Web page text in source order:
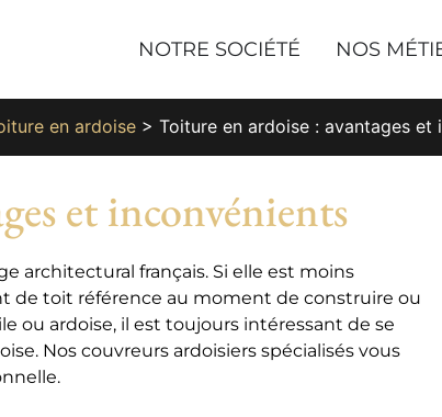
NOTRE SOCIÉTÉ NOS
en ardoise >Toiture en ardoise : avantages et
et inconvénients
architectural français. Si elle est moins
de toit référence au moment de construire ou
ou ardoise, il est toujours intéressant de se
Nos couvreurs ardoisiers spécialisés vous